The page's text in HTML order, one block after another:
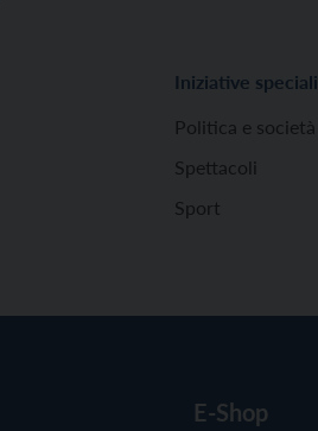
Iniziative speciali
Politica e società
Spettacoli
Sport
E-Shop